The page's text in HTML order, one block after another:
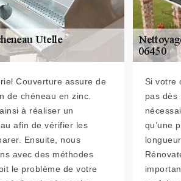
Couverture assure de
de chéneau en zinc.
à réaliser un
afin de vérifier les
Ensuite, nous
avec des méthodes
le problème de votre
Si votre
pas dès
qu’une